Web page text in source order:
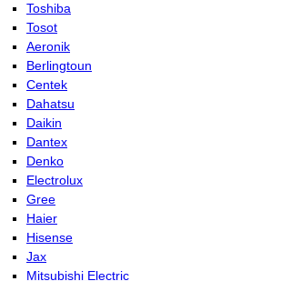
Toshiba
Tosot
Aeronik
Berlingtoun
Centek
Dahatsu
Daikin
Dantex
Denko
Electrolux
Gree
Haier
Hisense
Jax
Mitsubishi Electric